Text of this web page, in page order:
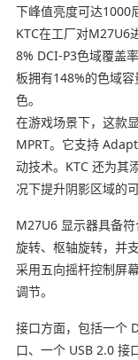
下峰值亮度可达1000
KTC在工厂对M27U6
8% DCI-P3色域覆盖
板拥有148%的色域
色。
在游戏场景下，这款
MPRT。它支持
动技术。KTC 还为其
况下提升阴影区域的可
M27U6 显示器具备符
旋转、枢轴旋转，并
采用五向摇杆控制屏
调节。
接口方面，包括一个
口、一个 USB 2.0 接